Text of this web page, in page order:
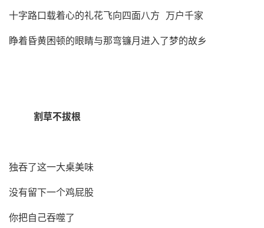
十字路口载着心的礼花飞向四面八方 万户千家
睁着昏黄困顿的眼睛与那弯镰月进入了梦的故乡
割草不拔根
独吞了这一大桌美味
没有留下一个鸡屁股
你把自己吞噬了